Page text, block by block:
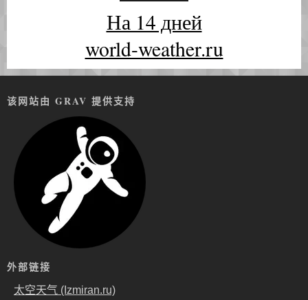
На 14 дней
world-weather.ru
该网站由 GRAV 提供支持
外部链接
太空天气 (Izmiran.ru)